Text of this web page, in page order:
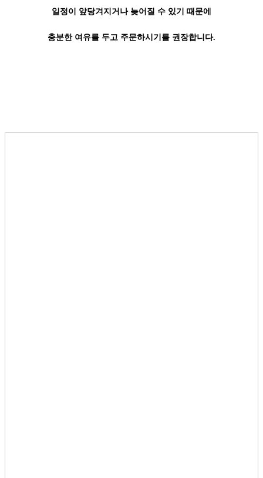
일정이 앞당겨지거나 늦어질 수 있기 때문에
충분한 여유를 두고 주문하시기를 권장합니다.